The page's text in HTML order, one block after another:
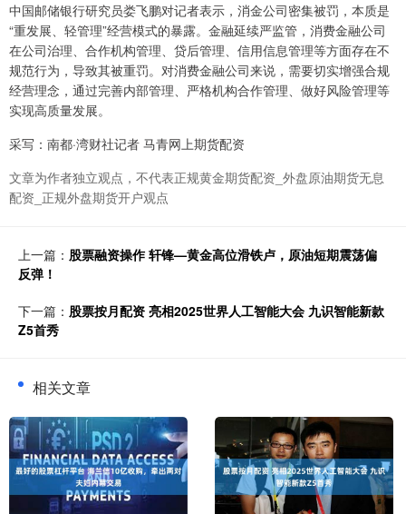
中国邮储银行研究员娄飞鹏对记者表示，消金公司密集被罚，本质是
“重发展、轻管理”经营模式的暴露。金融延续严监管，消费金融公司
在公司治理、合作机构管理、贷后管理、信用信息管理等方面存在不
规范行为，导致其被重罚。对消费金融公司来说，需要切实增强合规
经营理念，通过完善内部管理、严格机构合作管理、做好风险管理等
实现高质量发展。
采写：南都·湾财社记者 马青网上期货配资
文章为作者独立观点，不代表正规黄金期货配资_外盘原油期货无息
配资_正规外盘期货开户观点
上一篇： 股票融资操作 轩锋—黄金高位滑铁卢，原油短期震荡偏
反弹！
下一篇： 股票按月配资 亮相2025世界人工智能大会 九识智能新款
Z5首秀
相关文章